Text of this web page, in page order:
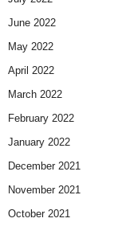
June 2022
May 2022
April 2022
March 2022
February 2022
January 2022
December 2021
November 2021
October 2021